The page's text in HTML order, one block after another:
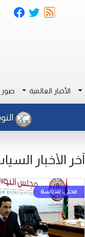
الأخبار العالمية صور
النويري
آخر الأخبار